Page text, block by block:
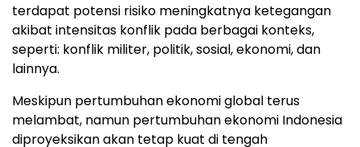
terdapat potensi risiko meningkatnya ketegangan
akibat intensitas konflik pada berbagai konteks,
seperti: konflik militer, politik, sosial, ekonomi, dan
lainnya.
Meskipun pertumbuhan ekonomi global terus
melambat, namun pertumbuhan ekonomi Indonesia
diproyeksikan akan tetap kuat di tengah